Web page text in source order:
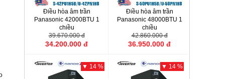
Điều hòa âm trần
Panasonic 42000BTU 1
chiều
S-42PU1H5B/U-42PN1H8
39.670.000 đ
34.200.000 đ
Điều hòa âm trần
Panasonic 48000BTU 1
chiều
S-50PU1H5B/U-50PN1H8
42.860.000 đ
36.950.000 đ
▼ 14 % ▼ 14 %